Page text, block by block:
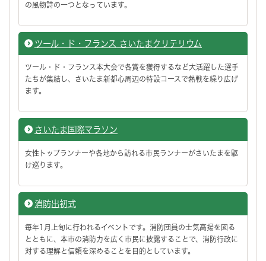
の風物詩の一つとなっています。
ツール・ド・フランス さいたまクリテリウム
ツール・ド・フランス本大会で各賞を獲得するなど大活躍した選手
たちが集結し、さいたま新都心周辺の特設コースで熱戦を繰り広げ
ます。
さいたま国際マラソン
女性トップランナーや各地から訪れる市民ランナーがさいたまを駆
け巡ります。
消防出初式
毎年1月上旬に行われるイベントです。消防団員の士気高揚を図る
とともに、本市の消防力を広く市民に披露することで、消防行政に
対する理解と信頼を深めることを目的としています。